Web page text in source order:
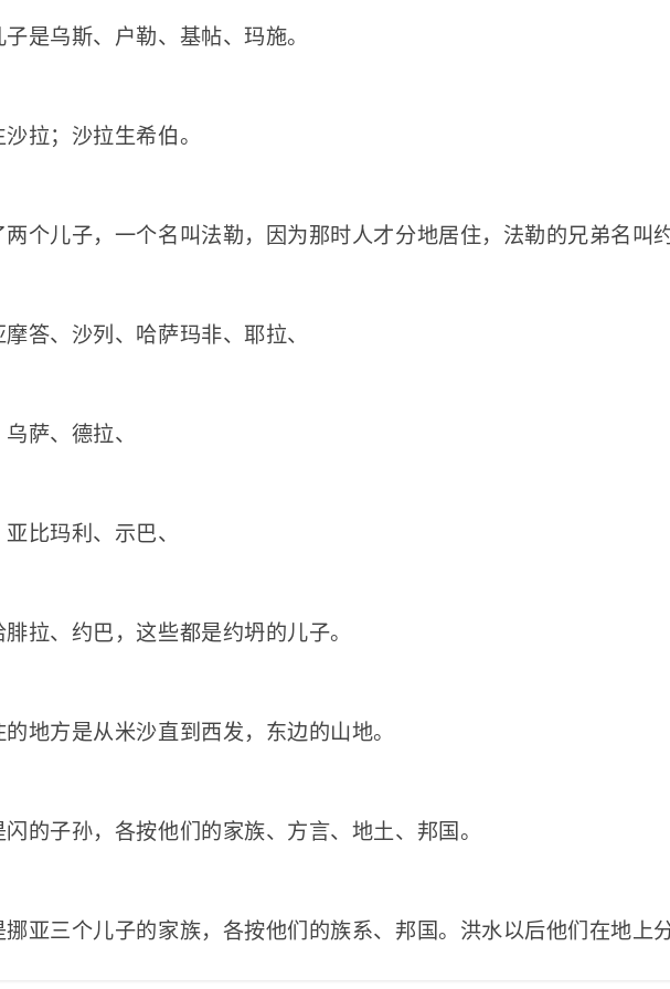
是乌斯、户勒、基帖、玛施。
拉；沙拉生希伯。
两个儿子，一个名叫法勒，因为那时人才分地居住，法勒的兄弟名叫
答、沙列、哈萨玛非、耶拉、
萨、德拉、
比玛利、示巴、
拉、约巴，这些都是约坍的儿子。
地方是从米沙直到西发，东边的山地。
的子孙，各按他们的家族、方言、地土、邦国。
挪亚三个儿子的家族，各按他们的族系、邦国。洪水以后他们在地上